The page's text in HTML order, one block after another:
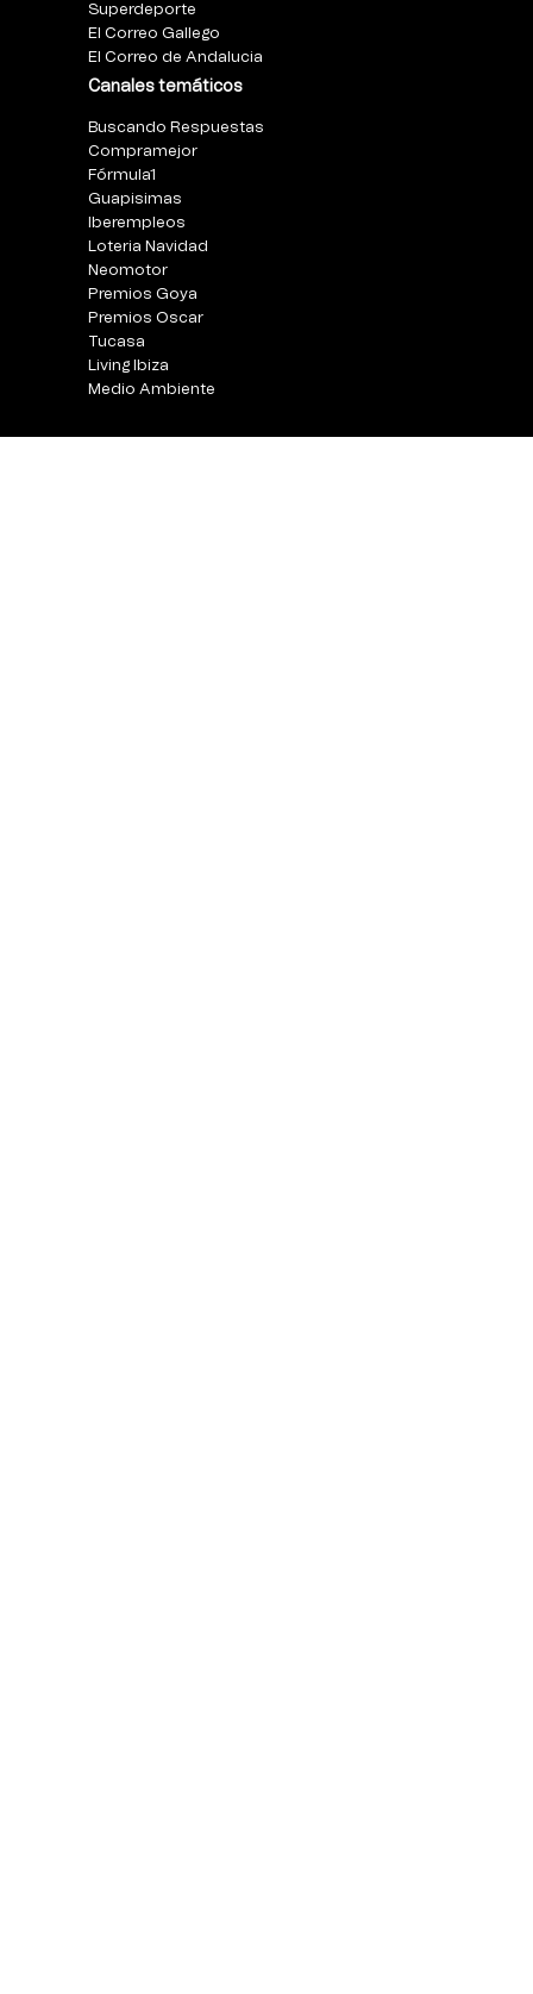
Superdeporte
El Correo Gallego
El Correo de Andalucia
Canales temáticos
Buscando Respuestas
Compramejor
Fórmula1
Guapisimas
Iberempleos
Loteria Navidad
Neomotor
Premios Goya
Premios Oscar
Tucasa
Living Ibiza
Medio Ambiente